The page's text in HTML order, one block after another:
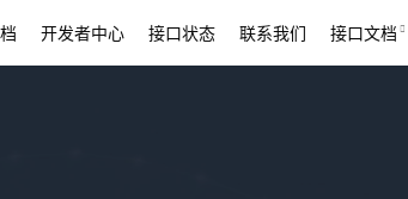
开发者中心 接口状态 联系我们 接口文档